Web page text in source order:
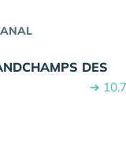
DES
➔